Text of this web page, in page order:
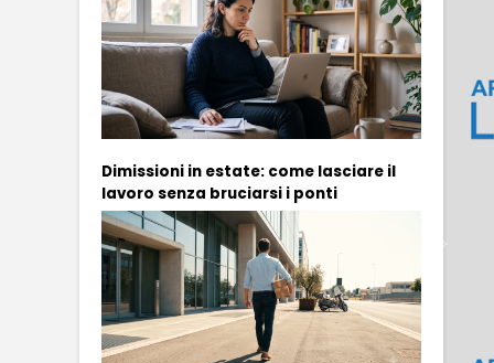
Dimissioni in estate: come lasciare il
lavoro senza bruciarsi i ponti